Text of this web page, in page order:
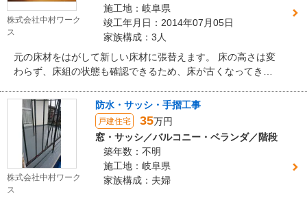
株式会社中村ワーク
ス
施工地：岐阜県
竣工年月日：2014年07月05日
家族構成：3人
元の床材をはがして新しい床材に張替えます。 床の高さは変
わらず、床組の状態も確認できるため、床が古くなってきし
株式会社中村ワーク
ス
防水・サッシ・手摺工事
戸建住宅 35万円
窓・サッシ／バルコニー・ベランダ／階段
築年数：不明
施工地：岐阜県
家族構成：夫婦